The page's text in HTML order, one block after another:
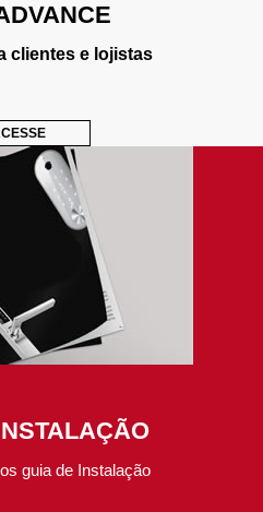
clientes e lojistas
guia de Instalação